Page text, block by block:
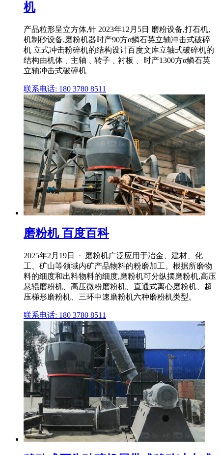
机
产品粒形呈立方体,针 2023年12月5日 磨粉设备,打石机,
机制砂设备,磨粉机器时产90方α鳞石英立轴冲击式破碎
机 立式冲击粉碎机的结构设计百度文库立轴式破碎机的
结构由机体﹑主轴﹑转子﹑衬板﹑ 时产1300方α鳞石英
立轴冲击式破碎机
联系电话: 180 3780 8511
磨粉机 百度百科
2025年2月19日 · 磨粉机广泛应用于冶金、建材、化
工、矿山等领域内矿产品物料的粉磨加工。根据所磨物
料的细度和出料物料的细度,磨粉机可分纵摆磨粉机,高压
悬辊磨粉机、高压微粉磨粉机、直通式离心磨粉机、超
压梯形磨粉机、三环中速磨粉机六种磨粉机类型。
联系电话: 180 3780 8511